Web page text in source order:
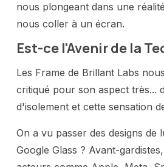
nous plongeant dans une
nous coller à un écran.
Est-ce l'Avenir de la
Les Frame de Brillant Labs
critiqué pour son aspect très...
d'isolement et cette sensation
On a vu passer des designs
Google Glass ? Avant-